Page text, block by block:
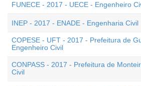
FUNECE - 2017 - UECE - Engenheiro
INEP - 2017 - ENADE - Engenharia Civil
COPESE - UFT - 2017 - Prefeitura de
Engenheiro Civil
CONPASS - 2017 - Prefeitura de
Civil